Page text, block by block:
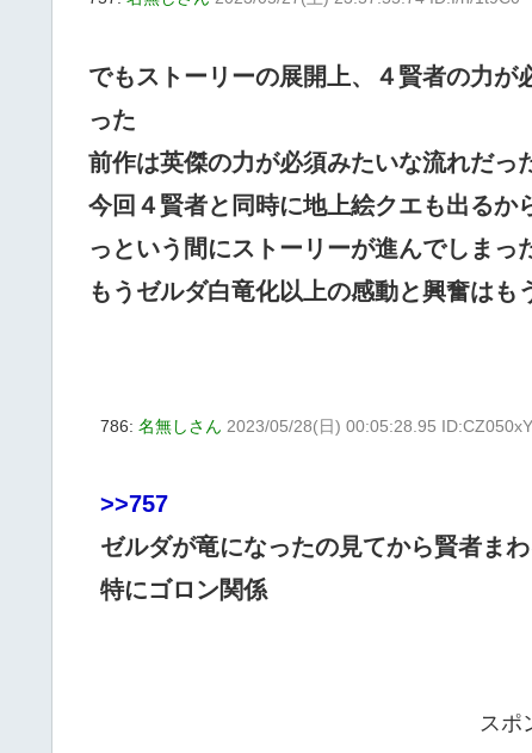
でもストーリーの展開上、４賢者の力
った
前作は英傑の力が必須みたいな流れだっ
今回４賢者と同時に地上絵クエも出るか
っという間にストーリーが進んでしまっ
もうゼルダ白竜化以上の感動と興奮は
786: 名無しさん 2023/05/28(日) 00:05:28.95
>>757
ゼルダが竜になったの見てから賢者ま
特にゴロン関係
スポ